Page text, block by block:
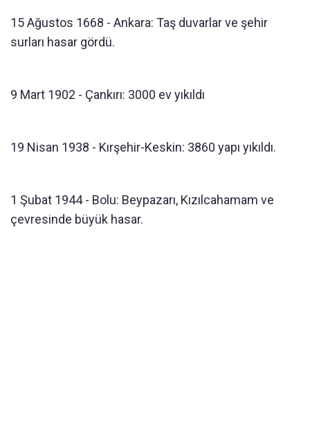
15 Ağustos 1668 - Ankara: Taş duvarlar ve şehir
surları hasar gördü.
9 Mart 1902 - Çankırı: 3000 ev yıkıldı
19 Nisan 1938 - Kırşehir-Keskin: 3860 yapı yıkıldı.
1 Şubat 1944 - Bolu: Beypazarı, Kızılcahamam ve
çevresinde büyük hasar.